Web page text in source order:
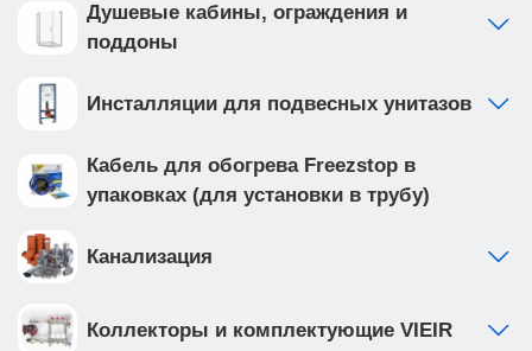
Душевые кабины, ограждения и
поддоны
Инсталляции для подвесных унитазов
Кабель для обогрева Freezstop в
упаковках (для установки в трубу)
Канализация
Коллекторы и комплектующие VIEIR